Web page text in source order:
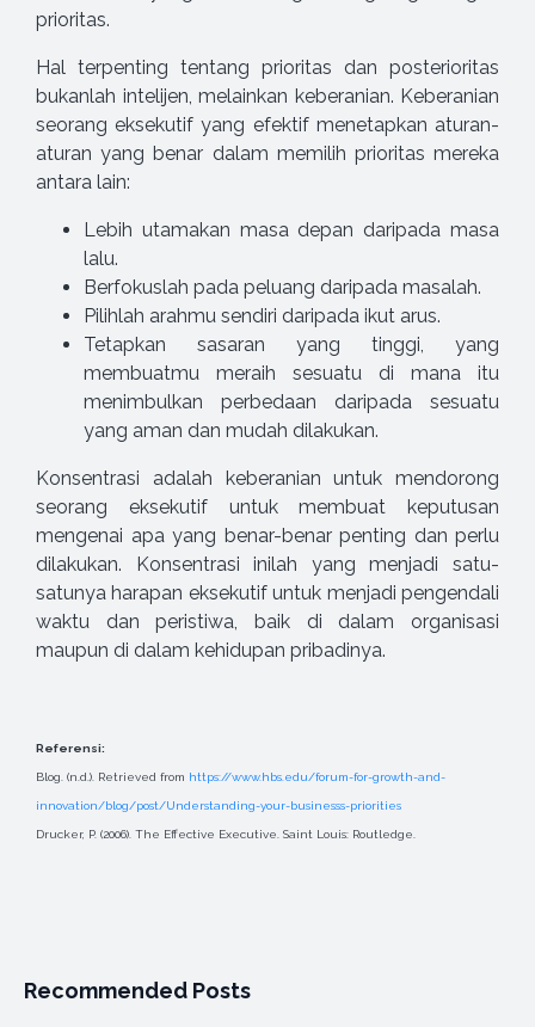
prioritas.
Hal terpenting tentang prioritas dan posterioritas
bukanlah intelijen, melainkan keberanian. Keberanian
seorang eksekutif yang efektif menetapkan aturan-
aturan yang benar dalam memilih prioritas mereka
antara lain:
Lebih utamakan masa depan daripada masa
lalu.
Berfokuslah pada peluang daripada masalah.
Pilihlah arahmu sendiri daripada ikut arus.
Tetapkan sasaran yang tinggi, yang
membuatmu meraih sesuatu di mana itu
menimbulkan perbedaan daripada sesuatu
yang aman dan mudah dilakukan.
Konsentrasi adalah keberanian untuk mendorong
seorang eksekutif untuk membuat keputusan
mengenai apa yang benar-benar penting dan perlu
dilakukan. Konsentrasi inilah yang menjadi satu-
satunya harapan eksekutif untuk menjadi pengendali
waktu dan peristiwa, baik di dalam organisasi
maupun di dalam kehidupan pribadinya.
Referensi:
Blog. (n.d.). Retrieved from https://www.hbs.edu/forum-for-growth-and-
innovation/blog/post/Understanding-your-businesss-priorities
Drucker, P. (2006). The Effective Executive. Saint Louis: Routledge.
Recommended Posts